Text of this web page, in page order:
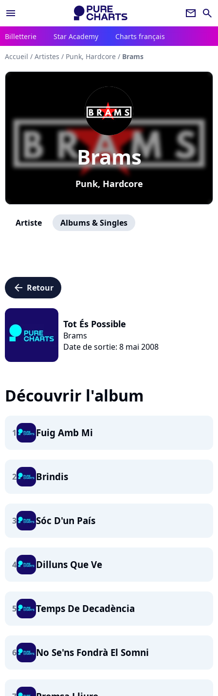
menu newsletter search
Billetterie Star Academy Charts français
Accueil / Artistes / Punk, Hardcore / Brams
Brams
Punk, Hardcore
Artiste Albums & Singles
arrow_left Retour
Tot És Possible
Brams
Date de sortie: 8 mai 2008
Découvrir l'album
1 Fuig Amb Mi
2 Brindis
3 Sóc D'un País
4 Dilluns Que Ve
5 Temps De Decadència
6 No Se'ns Fondrà El Somni